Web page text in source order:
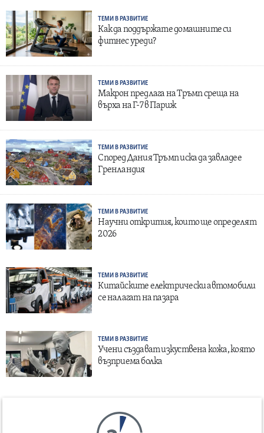
ТЕМИ В РАЗВИТИЕ
Как да поддържате домашните си
фитнес уреди?
ТЕМИ В РАЗВИТИЕ
Макрон предлага на Тръмп среща на
върха на Г-7 в Париж
ТЕМИ В РАЗВИТИЕ
Според Дания Тръмп иска да завладее
Гренландия
ТЕМИ В РАЗВИТИЕ
Научни открития, които ще определят
2026
ТЕМИ В РАЗВИТИЕ
Китайските електрически автомобили
се налагат на пазара
ТЕМИ В РАЗВИТИЕ
Учени създават изкуствена кожа, която
възприема болка